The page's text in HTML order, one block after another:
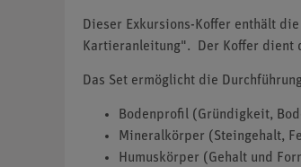
Dieser Exkursions-Koffer enthält
Kartieranleitung". Der Koffer dient
Das Set ermöglicht die
Bodenprofil (Gründigkeit,
Mineralkörper (Steingehalt,
Humuskörper (Gehalt und